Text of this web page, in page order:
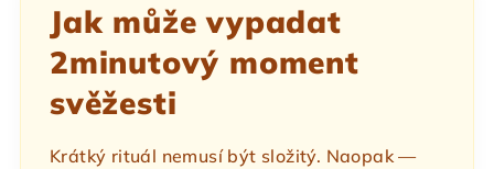
Jak může vypadat
2minutový moment
svěžesti
Krátký rituál nemusí být složitý. Naopak —